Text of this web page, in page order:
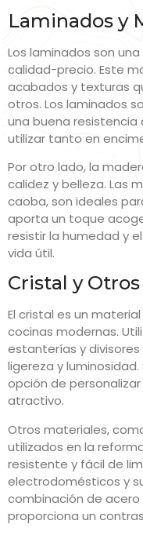
Laminados y
Los laminados son
calidad-precio. Este
acabados y texturas
otros. Los laminados
una buena resistencia
utilizar tanto en
Por otro lado, la
calidez y belleza. Las
caoba, son ideales
aporta un toque
resistir la humedad y
vida útil.
Cristal y
El cristal es un
cocinas modernas.
estanterías y
ligereza y
opción de
atractivo.
Otros materiales,
utilizados en la
resistente y fácil de
electrodomésticos y
combinación de
proporciona un